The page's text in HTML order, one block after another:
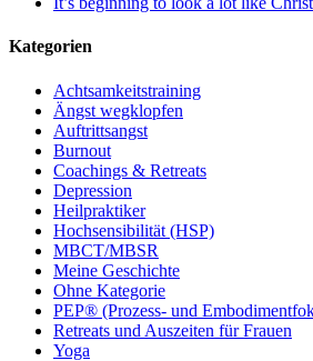
Kategorien
Achtsamkeitstraining
Ängst wegklopfen
Auftrittsangst
Burnout
Coachings & Retreats
Depression
Heilpraktiker
Hochsensibilität (HSP)
MBCT/MBSR
Meine Geschichte
Ohne Kategorie
PEP® (Prozess- und
Retreats und Auszeiten für Frauen
Yoga